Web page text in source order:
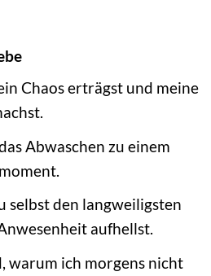
Chaos erträgst und meine
Abwaschen zu einem
selbst den langweiligsten
aufhellst.
warum ich morgens nicht